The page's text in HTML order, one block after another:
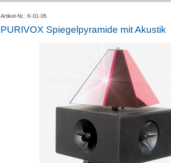
Artikel-Nr.: K-01-05
PURIVOX Spiegelpyramide mit Akustik